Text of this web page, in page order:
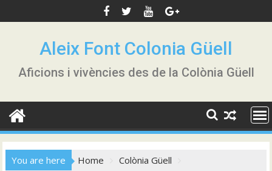
to
Aleix Font Colonia Güell
Aficions i vivències des de la Colònia Güell
You are here Home
Colònia Güell